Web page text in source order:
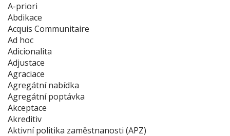
A-priori
Abdikace
Acquis Communitaire
Ad hoc
Adicionalita
Adjustace
Agraciace
Agregátní nabídka
Agregátní poptávka
Akceptace
Akreditiv
Aktivní politika zaměstnanosti (APZ)